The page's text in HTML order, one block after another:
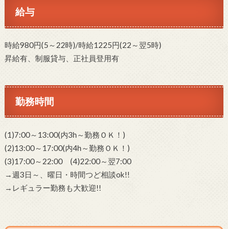
給与
時給980円(5～22時)/時給1225円(22～翌5時)
昇給有、制服貸与、正社員登用有
勤務時間
(1)7:00～13:00(内3h～勤務ＯＫ！)
(2)13:00～17:00(内4h～勤務ＯＫ！)
(3)17:00～22:00 (4)22:00～翌7:00
→週3日～、曜日・時間つど相談ok!!
→レギュラー勤務も大歓迎!!